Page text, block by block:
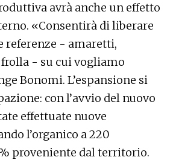
avrà anche un effetto
«Consentirà di liberare
referenze - amaretti,
- su cui vogliamo
Bonomi. L’espansione si
con l’avvio del nuovo
effettuate nuove
l’organico a 220
proveniente dal territorio.